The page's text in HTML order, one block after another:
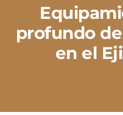
profundo
en el